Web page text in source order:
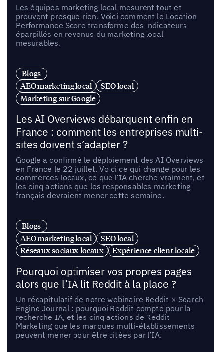
Les équipes marketing local mesurent tout et
prouvent presque rien. Voici comment le Location
Performance Score transforme des indicateurs
éparpillés en revenus du marketing local
mesurables.
Blogs
AEO marketing local
SEO local
Marketing sur Google
Les AI Overviews débarquent enfin en
France : comment les entreprises multi-
sites doivent s’adapter ?
Google a confirmé le déploiement des AI Overviews
en France le 22 juillet. Voici ce qui change pour les
commerces locaux, ce que l’IA cherche vraiment, et
les cinq actions que les responsables marketing
français devraient mener cette semaine.
Blogs
AEO marketing local
SEO local
Réseaux sociaux locaux
Expérience client locale
Pourquoi optimiser vos propres pages
alors que l’IA lit Reddit à la place ?
Un récapitulatif de notre webinaire Reddit × Search
Engine Journal : pourquoi Reddit compte pour la
recherche IA, et les cinq actions de Reddit
Marketing que les marques multi-établissements
peuvent mener pour être citées par l’IA.